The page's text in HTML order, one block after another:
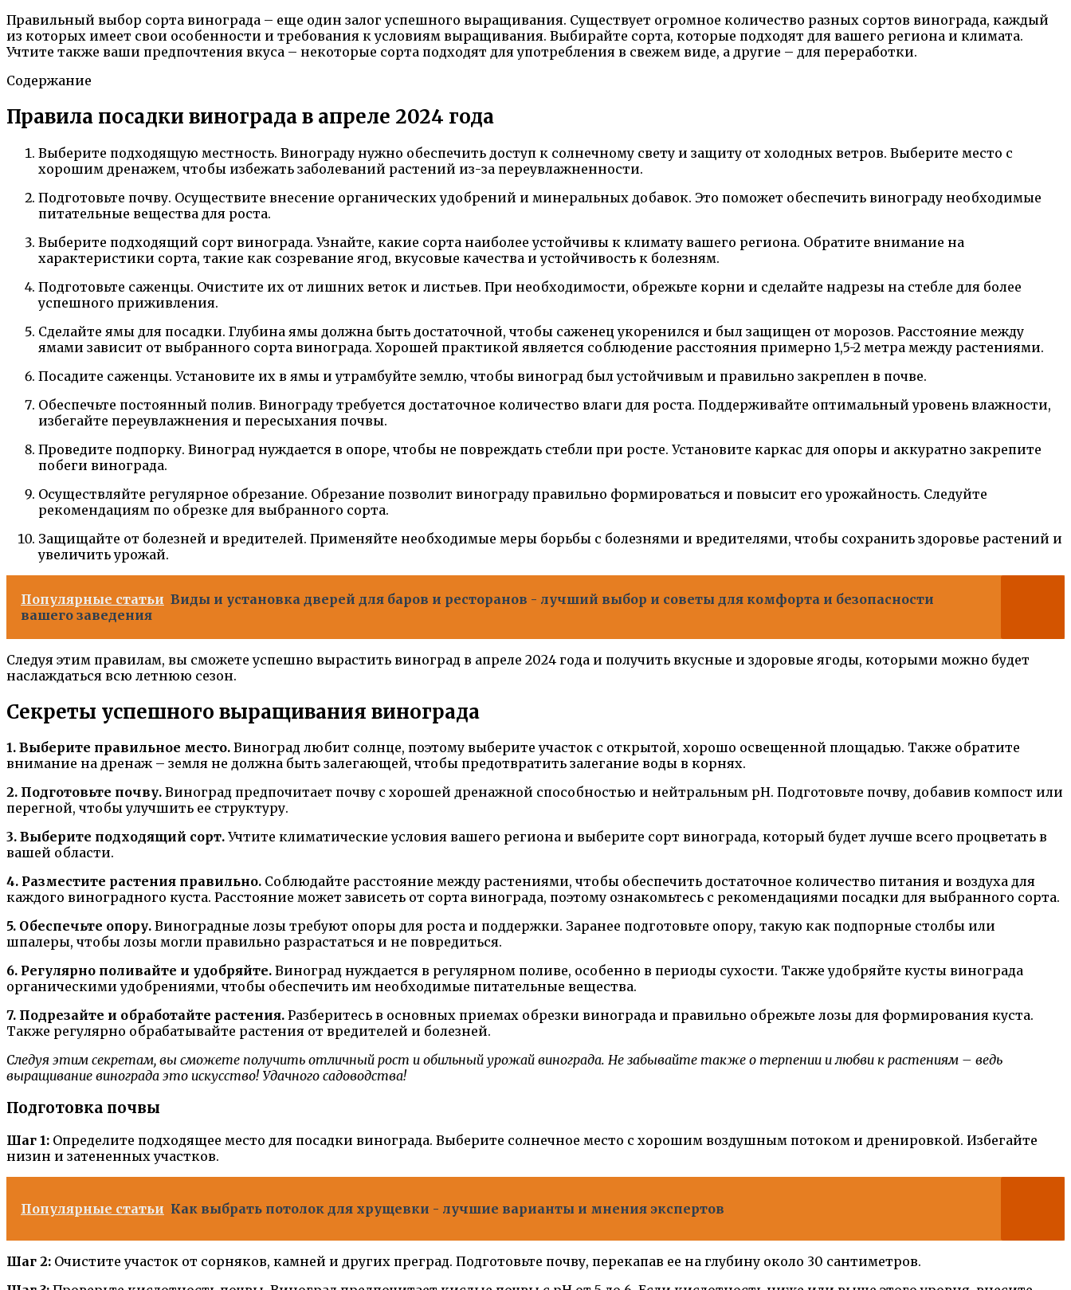
Правильный выбор сорта винограда – еще один залог успешного выращивания. Существует огромное количество разных сортов винограда, каждый
из которых имеет свои особенности и требования к условиям выращивания. Выбирайте сорта, которые подходят для вашего региона и климата.
Учтите также ваши предпочтения вкуса – некоторые сорта подходят для употребления в свежем виде, а другие – для переработки.
Содержание
Правила посадки винограда в апреле 2024 года
Выберите подходящую местность. Винограду нужно обеспечить доступ к солнечному свету и защиту от холодных ветров. Выберите место с
хорошим дренажем, чтобы избежать заболеваний растений из-за переувлажненности.
Подготовьте почву. Осуществите внесение органических удобрений и минеральных добавок. Это поможет обеспечить винограду необходимые
питательные вещества для роста.
Выберите подходящий сорт винограда. Узнайте, какие сорта наиболее устойчивы к климату вашего региона. Обратите внимание на
характеристики сорта, такие как созревание ягод, вкусовые качества и устойчивость к болезням.
Подготовьте саженцы. Очистите их от лишних веток и листьев. При необходимости, обрежьте корни и сделайте надрезы на стебле для более
успешного приживления.
Сделайте ямы для посадки. Глубина ямы должна быть достаточной, чтобы саженец укоренился и был защищен от морозов. Расстояние между
ямами зависит от выбранного сорта винограда. Хорошей практикой является соблюдение расстояния примерно 1,5-2 метра между растениями.
Посадите саженцы. Установите их в ямы и утрамбуйте землю, чтобы виноград был устойчивым и правильно закреплен в почве.
Обеспечьте постоянный полив. Винограду требуется достаточное количество влаги для роста. Поддерживайте оптимальный уровень влажности,
избегайте переувлажнения и пересыхания почвы.
Проведите подпорку. Виноград нуждается в опоре, чтобы не повреждать стебли при росте. Установите каркас для опоры и аккуратно закрепите
побеги винограда.
Осуществляйте регулярное обрезание. Обрезание позволит винограду правильно формироваться и повысит его урожайность. Следуйте
рекомендациям по обрезке для выбранного сорта.
Защищайте от болезней и вредителей. Применяйте необходимые меры борьбы с болезнями и вредителями, чтобы сохранить здоровье растений и
увеличить урожай.
Популярные статьи Виды и установка дверей для баров и ресторанов - лучший выбор и советы для комфорта и безопасности
вашего заведения
Следуя этим правилам, вы сможете успешно вырастить виноград в апреле 2024 года и получить вкусные и здоровые ягоды, которыми можно будет
наслаждаться всю летнюю сезон.
Секреты успешного выращивания винограда
1. Выберите правильное место. Виноград любит солнце, поэтому выберите участок с открытой, хорошо освещенной площадью. Также обратите
внимание на дренаж – земля не должна быть залегающей, чтобы предотвратить залегание воды в корнях.
2. Подготовьте почву. Виноград предпочитает почву с хорошей дренажной способностью и нейтральным pH. Подготовьте почву, добавив компост или
перегной, чтобы улучшить ее структуру.
3. Выберите подходящий сорт. Учтите климатические условия вашего региона и выберите сорт винограда, который будет лучше всего процветать в
вашей области.
4. Разместите растения правильно. Соблюдайте расстояние между растениями, чтобы обеспечить достаточное количество питания и воздуха для
каждого виноградного куста. Расстояние может зависеть от сорта винограда, поэтому ознакомьтесь с рекомендациями посадки для выбранного сорта.
5. Обеспечьте опору. Виноградные лозы требуют опоры для роста и поддержки. Заранее подготовьте опору, такую как подпорные столбы или
шпалеры, чтобы лозы могли правильно разрастаться и не повредиться.
6. Регулярно поливайте и удобряйте. Виноград нуждается в регулярном поливе, особенно в периоды сухости. Также удобряйте кусты винограда
органическими удобрениями, чтобы обеспечить им необходимые питательные вещества.
7. Подрезайте и обработайте растения. Разберитесь в основных приемах обрезки винограда и правильно обрежьте лозы для формирования куста.
Также регулярно обрабатывайте растения от вредителей и болезней.
Следуя этим секретам, вы сможете получить отличный рост и обильный урожай винограда. Не забывайте также о терпении и любви к растениям – ведь
выращивание винограда это искусство! Удачного садоводства!
Подготовка почвы
Шаг 1: Определите подходящее место для посадки винограда. Выберите солнечное место с хорошим воздушным потоком и дренировкой. Избегайте
низин и затененных участков.
Популярные статьи Как выбрать потолок для хрущевки - лучшие варианты и мнения экспертов
Шаг 2: Очистите участок от сорняков, камней и других преград. Подготовьте почву, перекапав ее на глубину около 30 сантиметров.